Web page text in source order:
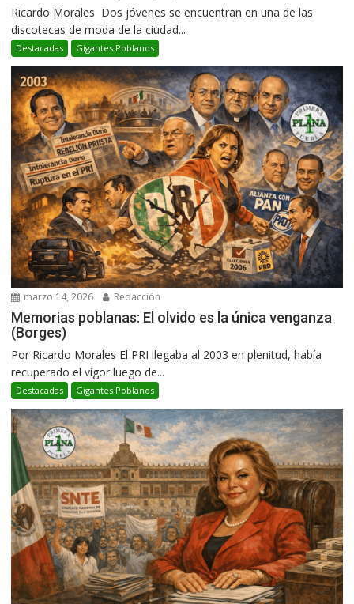
Ricardo Morales Dos jóvenes se encuentran en una de las
discotecas de moda de la ciudad...
Destacadas Gigantes Poblanos
marzo 14, 2026 Redacción
Memorias poblanas: El olvido es la única venganza
(Borges)
Por Ricardo Morales El PRI llegaba al 2003 en plenitud, había
recuperado el vigor luego de...
Destacadas Gigantes Poblanos